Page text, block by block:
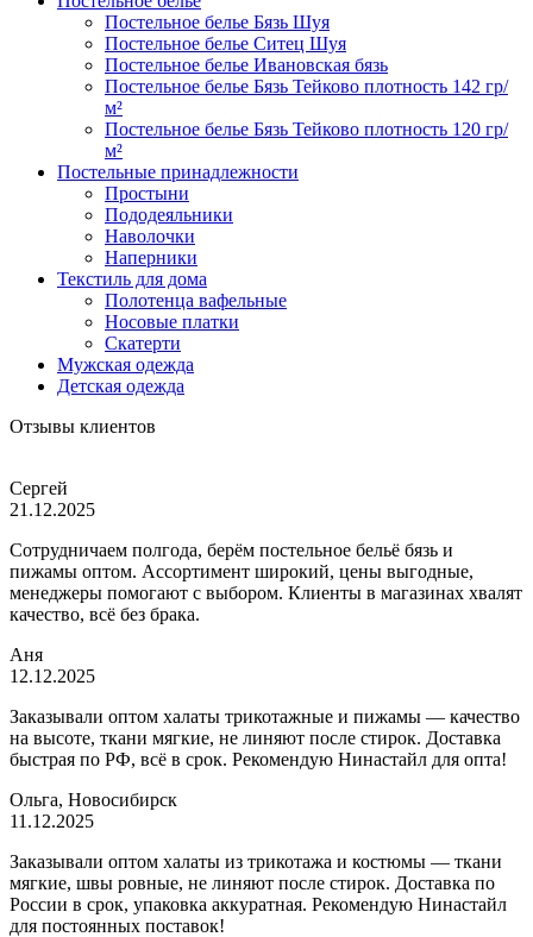
Постельное белье Бязь Шуя
Постельное белье Ситец Шуя
Постельное белье Ивановская бязь
Постельное белье Бязь Тейково плотность 142 гр/
м²
Постельное белье Бязь Тейково плотность 120 гр/
м²
Постельные принадлежности
Простыни
Пододеяльники
Наволочки
Наперники
Текстиль для дома
Полотенца вафельные
Носовые платки
Скатерти
Мужская одежда
Детская одежда
Отзывы клиентов
Сергей
21.12.2025
Сотрудничаем полгода, берём постельное бельё бязь и
пижамы оптом. Ассортимент широкий, цены выгодные,
менеджеры помогают с выбором. Клиенты в магазинах хвалят
качество, всё без брака.
Аня
12.12.2025
Заказывали оптом халаты трикотажные и пижамы — качество
на высоте, ткани мягкие, не линяют после стирок. Доставка
быстрая по РФ, всё в срок. Рекомендую Нинастайл для опта!
Ольга, Новосибирск
11.12.2025
Заказывали оптом халаты из трикотажа и костюмы — ткани
мягкие, швы ровные, не линяют после стирок. Доставка по
России в срок, упаковка аккуратная. Рекомендую Нинастайл
для постоянных поставок!